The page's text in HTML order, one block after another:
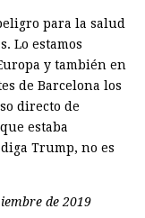
para la salud
Lo estamos
y también en
de Barcelona los
directo de
estaba
Trump, no es
de 2019